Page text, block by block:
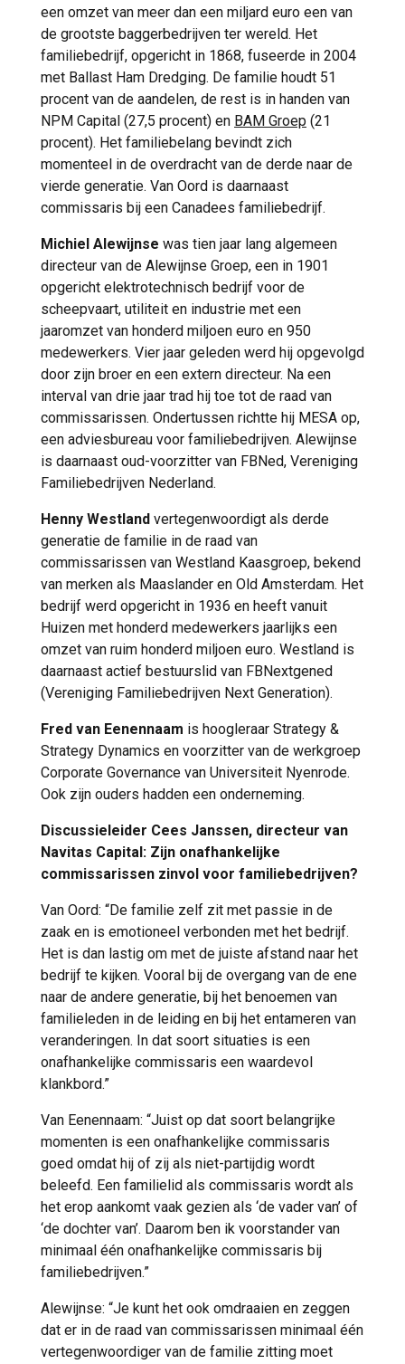
een omzet van meer dan een miljard euro een van
de grootste baggerbedrijven ter wereld. Het
familiebedrijf, opgericht in 1868, fuseerde in 2004
met Ballast Ham Dredging. De familie houdt 51
procent van de aandelen, de rest is in handen van
NPM Capital (27,5 procent) en BAM Groep (21
procent). Het familiebelang bevindt zich
momenteel in de overdracht van de derde naar de
vierde generatie. Van Oord is daarnaast
commissaris bij een Canadees familiebedrijf.
Michiel Alewijnse was tien jaar lang algemeen
directeur van de Alewijnse Groep, een in 1901
opgericht elektrotechnisch bedrijf voor de
scheepvaart, utiliteit en industrie met een
jaaromzet van honderd miljoen euro en 950
medewerkers. Vier jaar geleden werd hij opgevolgd
door zijn broer en een extern directeur. Na een
interval van drie jaar trad hij toe tot de raad van
commissarissen. Ondertussen richtte hij MESA op,
een adviesbureau voor familiebedrijven. Alewijnse
is daarnaast oud-voorzitter van FBNed, Vereniging
Familiebedrijven Nederland.
Henny Westland vertegenwoordigt als derde
generatie de familie in de raad van
commissarissen van Westland Kaasgroep, bekend
van merken als Maaslander en Old Amsterdam. Het
bedrijf werd opgericht in 1936 en heeft vanuit
Huizen met honderd medewerkers jaarlijks een
omzet van ruim honderd miljoen euro. Westland is
daarnaast actief bestuurslid van FBNextgened
(Vereniging Familiebedrijven Next Generation).
Fred van Eenennaam is hoogleraar Strategy &
Strategy Dynamics en voorzitter van de werkgroep
Corporate Governance van Universiteit Nyenrode.
Ook zijn ouders hadden een onderneming.
Discussieleider Cees Janssen, directeur van
Navitas Capital: Zijn onafhankelijke
commissarissen zinvol voor familiebedrijven?
Van Oord: “De familie zelf zit met passie in de
zaak en is emotioneel verbonden met het bedrijf.
Het is dan lastig om met de juiste afstand naar het
bedrijf te kijken. Vooral bij de overgang van de ene
naar de andere generatie, bij het benoemen van
familieleden in de leiding en bij het entameren van
veranderingen. In dat soort situaties is een
onafhankelijke commissaris een waardevol
klankbord.”
Van Eenennaam: “Juist op dat soort belangrijke
momenten is een onafhankelijke commissaris
goed omdat hij of zij als niet-partijdig wordt
beleefd. Een familielid als commissaris wordt als
het erop aankomt vaak gezien als ‘de vader van’ of
‘de dochter van’. Daarom ben ik voorstander van
minimaal één onafhankelijke commissaris bij
familiebedrijven.”
Alewijnse: “Je kunt het ook omdraaien en zeggen
dat er in de raad van commissarissen minimaal één
vertegenwoordiger van de familie zitting moet